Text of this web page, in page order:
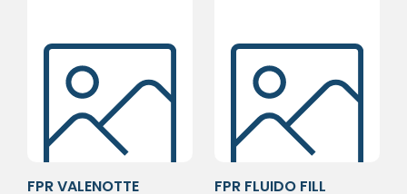
FPR VALENOTTE
FPR FLUIDO FILL